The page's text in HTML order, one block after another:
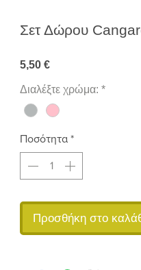
Σετ Δώρου
5,50 €Τιμή
Διαλέξτε χρώμα: *
Ποσότητα *
Προσθήκη στο